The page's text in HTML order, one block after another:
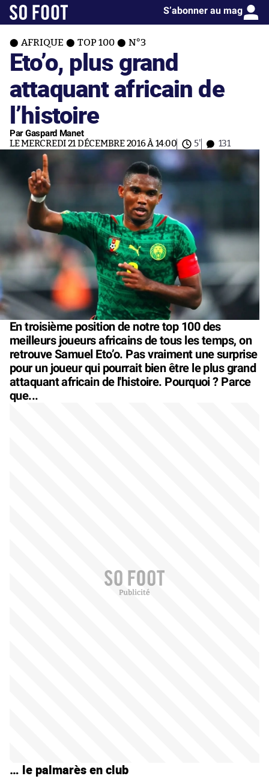
S’abonner au mag
AFRIQUE TOP 100 N°3
Eto’o, plus grand
attaquant africain de
l’histoire
Par Gaspard Manet
LE MERCREDI 21 DÉCEMBRE 2016 À 14:00 5' 131
En troisième position de notre top 100 des
meilleurs joueurs africains de tous les temps, on
retrouve Samuel Eto’o. Pas vraiment une surprise
pour un joueur qui pourrait bien être le plus grand
attaquant africain de l'histoire. Pourquoi ? Parce
que...
… le palmarès en club